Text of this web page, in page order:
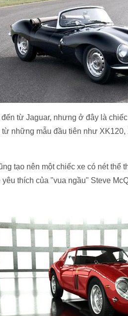
đến từ Jaguar, nhưng ở đây là
từ những mẫu đầu tiên như
tạo nên một chiếc xe có nét thể
thích của "vua ngầu" Steve